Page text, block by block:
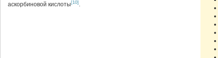
аскорбиновой кислоты [10] .